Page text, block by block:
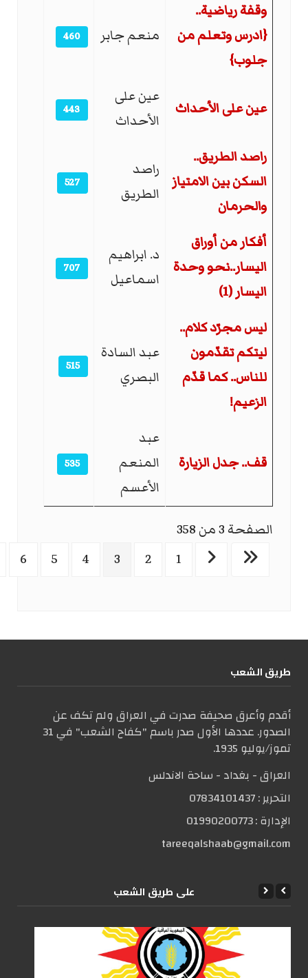
وقفة رياضية..
{ادرس وتعلم من
جلوب}
منعم جابر 460
عين على الأحداث
عين على
الأحداث
443
راصد الطريق..
السكن بين الامتياز
والحرمان
راصد
الطريق
527
أفكار من أوراق
اليسار..نحو وحدة
اليسار (1)
د. ابراهيم
اسماعيل
707
ليس مجرّد كلام..
ليتكم تقدّمون
للناس.. كما قدّم
الزعيم!
عبد السادة
البصري
515
قف.. جدل الزيارة
عبد
المنعم
الأعسم
535
الصفحة 3 من 358
1
2
3
4
5
6
طریق الشعب
أقدم وأعرق صحيفة صدرت في العراق ولم تكف عن
الصدور. عددها الأول صدر باسم "كفاح الشعب" في 31
تموز/يوليو 1935.
العراق - بغداد - ساحة الاندلس
التحریر :07834101437
الإدارة :01990200773
tareeqalshaab@gmail.com
علی طریق الشعب